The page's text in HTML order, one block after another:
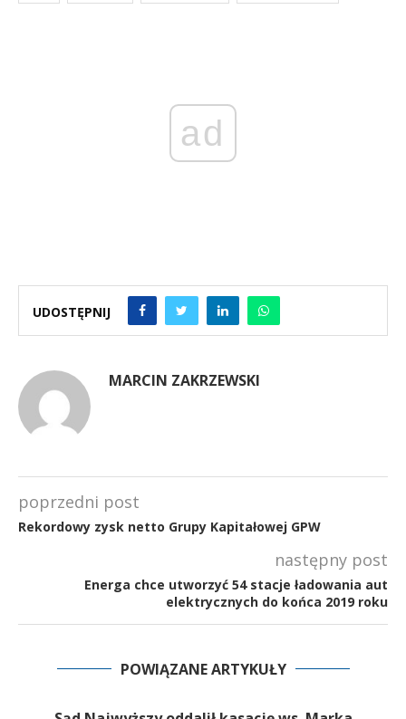
ad
UDOSTĘPNIJ
MARCIN ZAKRZEWSKI
poprzedni post
Rekordowy zysk netto Grupy Kapitałowej GPW
następny post
Energa chce utworzyć 54 stacje ładowania aut
elektrycznych do końca 2019 roku
POWIĄZANE ARTYKUŁY